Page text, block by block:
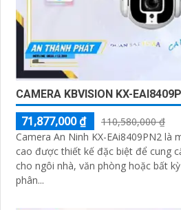
CAMERA KBVISION KX-
71,877,000 ₫
110,580,000 ₫
Camera An Ninh KX-EAi8409PN2 là
cao được thiết kế đặc biệt để cung
cho ngôi nhà, văn phòng hoặc bất kỳ
phân...